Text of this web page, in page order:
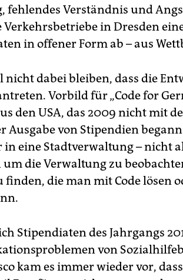
fehlendes Verständnis und
Verkehrsbetriebe in Dresden
in offener Form ab – aus
nicht dabei bleiben, dass die
Vorbild für „Code for
den USA, das 2009 nicht mit
Ausgabe von Stipendien
in eine Stadtverwaltung – nicht
um die Verwaltung zu
finden, die man mit Code lösen
Stipendiaten des Jahrgangs
von
kam es immer wieder vor,